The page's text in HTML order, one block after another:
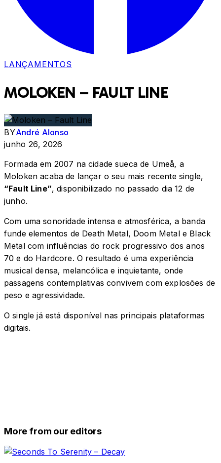
LANÇAMENTOS
MOLOKEN – FAULT LINE
BYAndré Alonso
junho 26, 2026
Formada em 2007 na cidade sueca de Umeå, a
Moloken acaba de lançar o seu mais recente single,
“Fault Line”, disponibilizado no passado dia 12 de
junho.
Com uma sonoridade intensa e atmosférica, a banda
funde elementos de Death Metal, Doom Metal e Black
Metal com influências do rock progressivo dos anos
70 e do Hardcore. O resultado é uma experiência
musical densa, melancólica e inquietante, onde
passagens contemplativas convivem com explosões de
peso e agressividade.
O single já está disponível nas principais plataformas
digitais.
More from our editors